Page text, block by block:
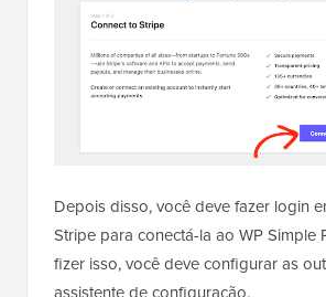
Depois disso, você deve fazer login
Stripe para conectá-la ao WP Simple
fizer isso, você deve configurar as
assistente de configuração.